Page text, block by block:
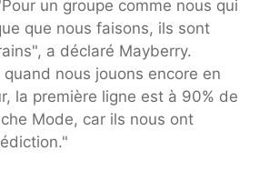
un groupe comme nous qui
que nous faisons, ils sont
a déclaré Mayberry.
nous jouons encore en
la première ligne est à 90% de
Mode, car ils nous ont